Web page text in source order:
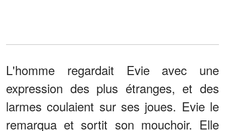
L'homme regardait Evie avec une
expression des plus étranges, et des
larmes coulaient sur ses joues. Evie le
remarqua et sortit son mouchoir. Elle